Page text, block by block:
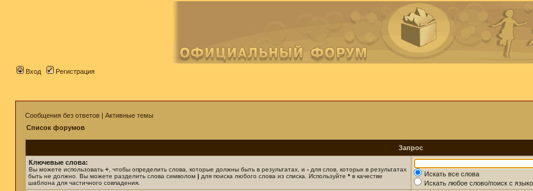
Вход Регистрация
Сообщения без ответов | Активные темы
Список форумов
Запрос
Ключевые слова:
Вы можете использовать + , чтобы определить слова, которые должны быть в результатах, и - для слов, которых в результатах
быть не должно. Вы можете разделить слова символом | для поиска любого слова из списка. Используйте * в качестве
шаблона для частичного совпадения.
Искать все слова
Искать любое слово/поиск с